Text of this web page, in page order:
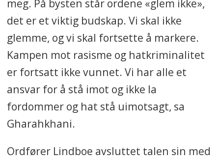
meg. På bysten står ordene «glem ikke»,
det er et viktig budskap. Vi skal ikke
glemme, og vi skal fortsette å markere.
Kampen mot rasisme og hatkriminalitet
er fortsatt ikke vunnet. Vi har alle et
ansvar for å stå imot og ikke la
fordommer og hat stå uimotsagt, sa
Gharahkhani.
Ordfører Lindboe avsluttet talen sin med